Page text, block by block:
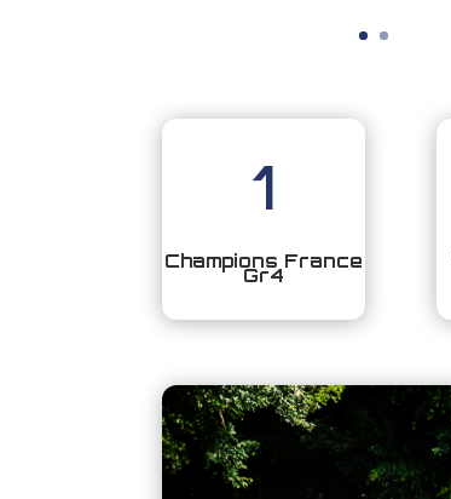
1
Champions France
Gr4